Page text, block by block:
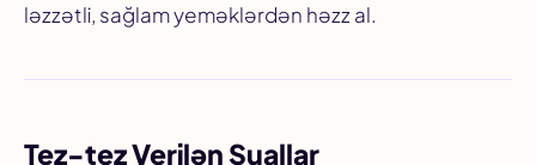
ləzzətli, sağlam yeməklərdən həzz al.
Tez-tez Verilən Suallar